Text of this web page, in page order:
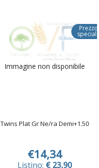
Immagine non disponibile
Prezzo
Twins Plat Gr Ne/ra Demi+1.50
€14,34
Listino: € 23,90